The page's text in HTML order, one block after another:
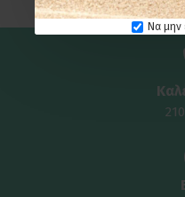
Να μην